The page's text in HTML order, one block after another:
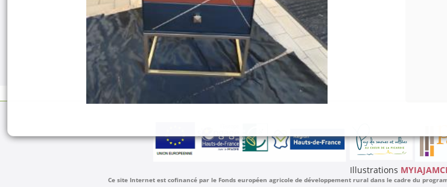
Illustrations
Ce site Internet est cofinancé par le Fonds européen agricole de développement rural dans le cadre du